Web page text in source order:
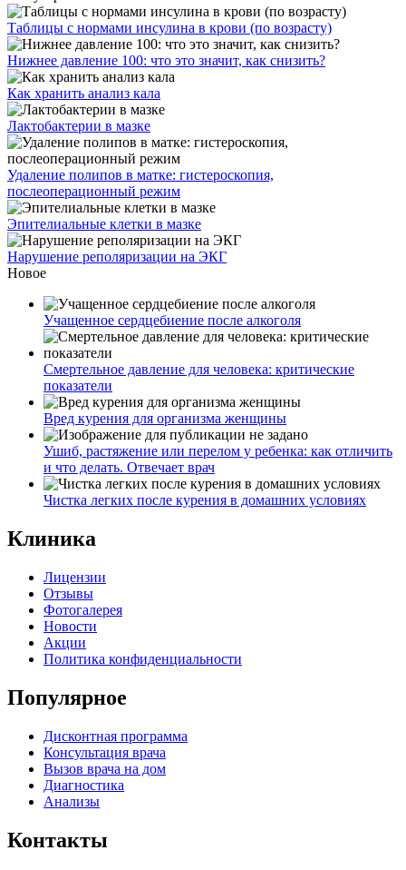
Таблицы с нормами инсулина в крови (по возрасту)
Нижнее давление 100: что это значит, как снизить?
Как хранить анализ кала
Лактобактерии в мазке
Удаление полипов в матке: гистероскопия,
послеоперационный режим
Эпителиальные клетки в мазке
Нарушение реполяризации на ЭКГ
Новое
Учащенное сердцебиение после алкоголя
Смертельное давление для человека: критические
показатели
Вред курения для организма женщины
Ушиб, растяжение или перелом у ребенка: как отличить
и что делать. Отвечает врач
Чистка легких после курения в домашних условиях
Клиника
Лицензии
Отзывы
Фотогалерея
Новости
Акции
Политика конфиденциальности
Популярное
Дисконтная программа
Консультация врача
Вызов врача на дом
Диагностика
Анализы
Контакты